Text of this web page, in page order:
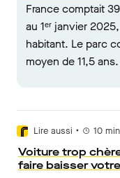
France comptait
au 1ᵉʳ janvier
habitant. Le parc
moyen de 11,5 ans.
Lire aussi • 10 min
Voiture trop
faire baisser